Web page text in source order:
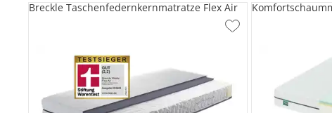
Breckle Taschenfedernkernmatratze Flex Air